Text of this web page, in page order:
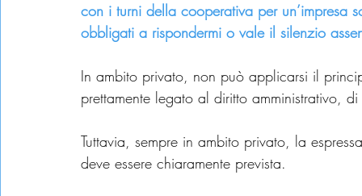
con i turni della cooperativa per
obbligati a rispondermi o vale il silenzio
In ambito privato, non può applicarsi il
prettamente legato al diritto amministrativo,
Tuttavia, sempre in ambito privato, la
deve essere chiaramente prevista.